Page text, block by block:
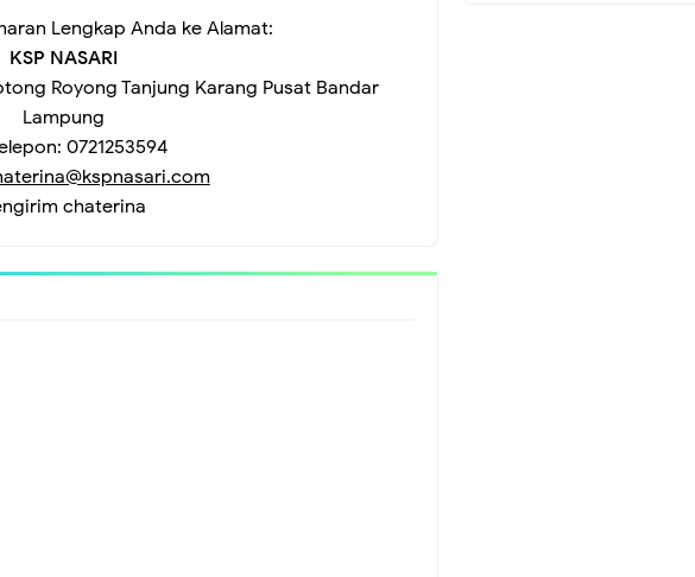
Lengkap Anda ke Alamat:
KSP NASARI
Royong Tanjung Karang Pusat Bandar
Lampung
0721253594
chaterina